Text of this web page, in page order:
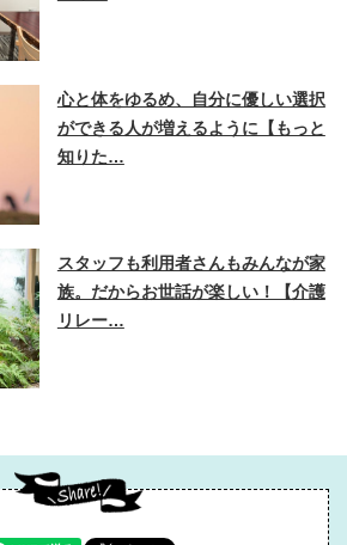
心と体をゆるめ、自分に優しい選択
ができる人が増えるように【もっと
知りた…
スタッフも利用者さんもみんなが家
族。だからお世話が楽しい！【介護
リレー…